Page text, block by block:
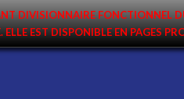
DIVISIONNAIRE
ELLE EST DISPONIBLE EN PAGES